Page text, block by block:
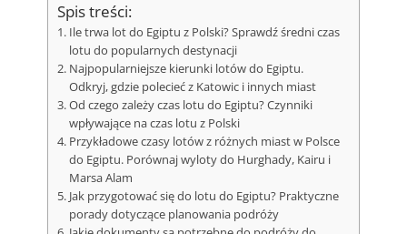
Spis treści:
Ile trwa lot do Egiptu z Polski? Sprawdź średni czas
lotu do popularnych destynacji
Najpopularniejsze kierunki lotów do Egiptu.
Odkryj, gdzie polecieć z Katowic i innych miast
Od czego zależy czas lotu do Egiptu? Czynniki
wpływające na czas lotu z Polski
Przykładowe czasy lotów z różnych miast w Polsce
do Egiptu. Porównaj wyloty do Hurghady, Kairu i
Marsa Alam
Jak przygotować się do lotu do Egiptu? Praktyczne
porady dotyczące planowania podróży